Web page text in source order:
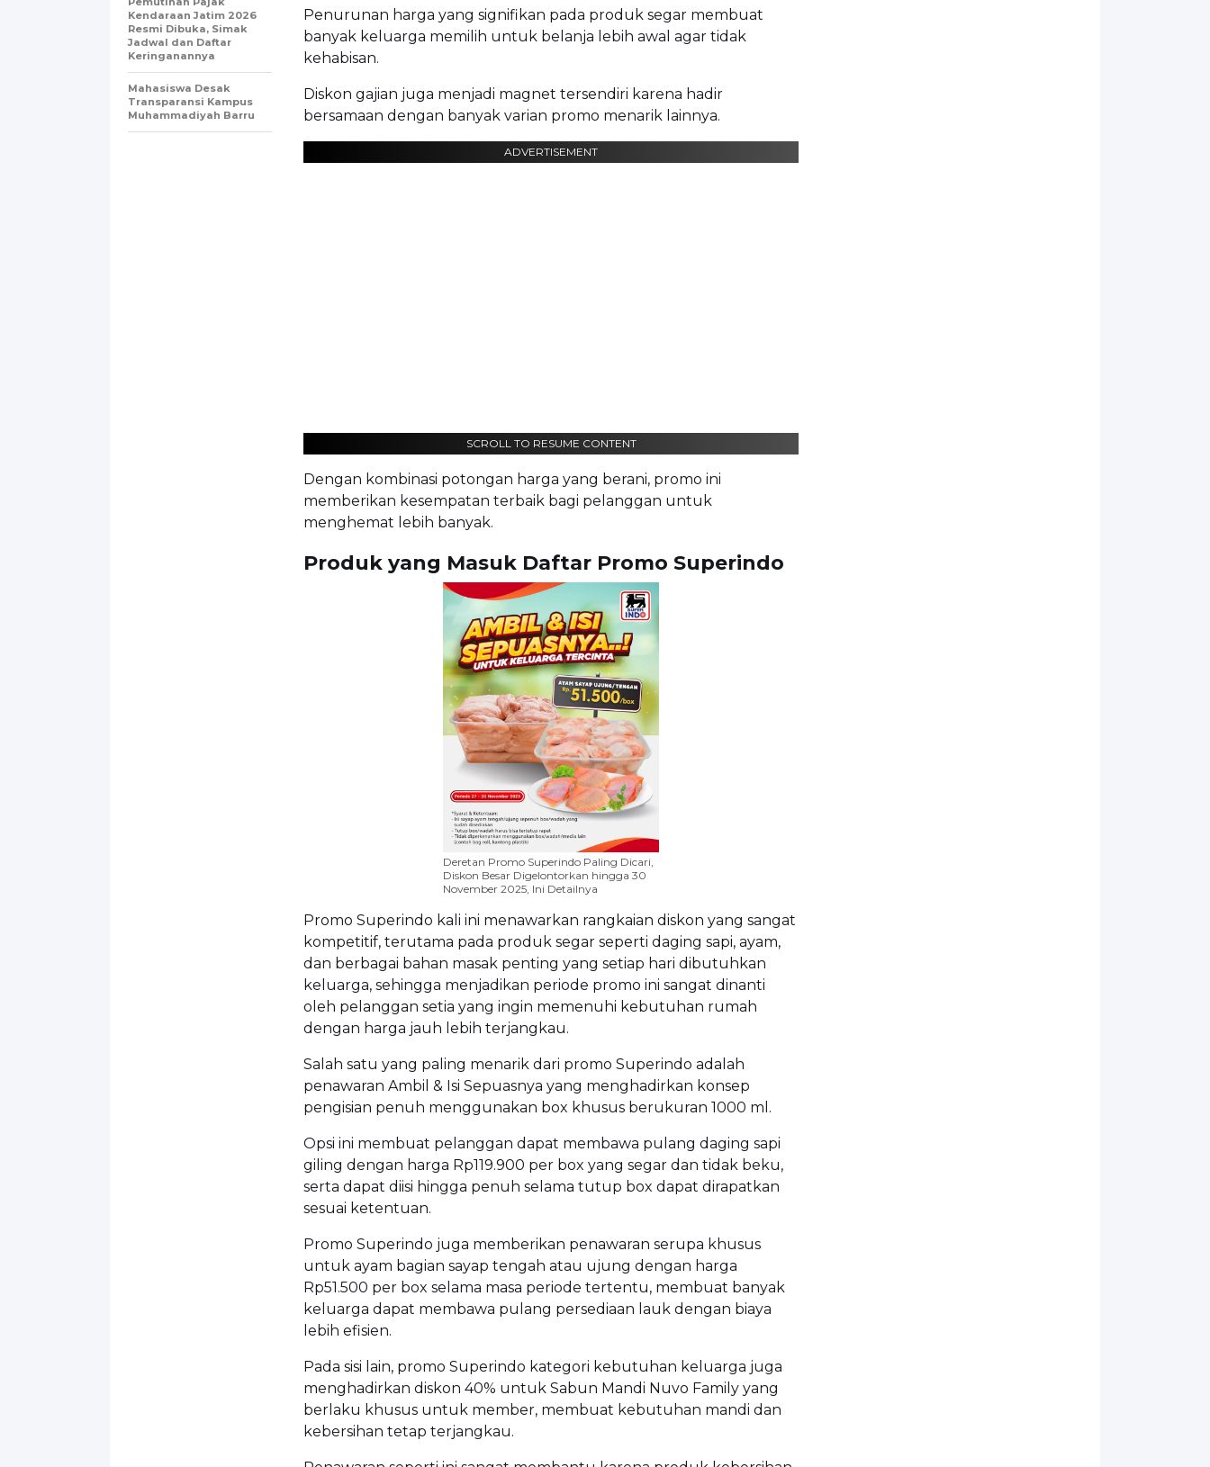
Penurunan harga yang signifikan pada produk segar membuat
banyak keluarga memilih untuk belanja lebih awal agar tidak
kehabisan.
Diskon gajian juga menjadi magnet tersendiri karena hadir
bersamaan dengan banyak varian promo menarik lainnya.
ADVERTISEMENT
SCROLL TO RESUME CONTENT
Dengan kombinasi potongan harga yang berani, promo ini
memberikan kesempatan terbaik bagi pelanggan untuk
menghemat lebih banyak.
Produk yang Masuk Daftar Promo Superindo
Deretan Promo Superindo Paling Dicari,
Diskon Besar Digelontorkan hingga 30
November 2025, Ini Detailnya
Promo Superindo kali ini menawarkan rangkaian diskon yang sangat
kompetitif, terutama pada produk segar seperti daging sapi, ayam,
dan berbagai bahan masak penting yang setiap hari dibutuhkan
keluarga, sehingga menjadikan periode promo ini sangat dinanti
oleh pelanggan setia yang ingin memenuhi kebutuhan rumah
dengan harga jauh lebih terjangkau.
Salah satu yang paling menarik dari promo Superindo adalah
penawaran Ambil & Isi Sepuasnya yang menghadirkan konsep
pengisian penuh menggunakan box khusus berukuran 1000 ml.
Opsi ini membuat pelanggan dapat membawa pulang daging sapi
giling dengan harga Rp119.900 per box yang segar dan tidak beku,
serta dapat diisi hingga penuh selama tutup box dapat dirapatkan
sesuai ketentuan.
Promo Superindo juga memberikan penawaran serupa khusus
untuk ayam bagian sayap tengah atau ujung dengan harga
Rp51.500 per box selama masa periode tertentu, membuat banyak
keluarga dapat membawa pulang persediaan lauk dengan biaya
lebih efisien.
Pada sisi lain, promo Superindo kategori kebutuhan keluarga juga
menghadirkan diskon 40% untuk Sabun Mandi Nuvo Family yang
berlaku khusus untuk member, membuat kebutuhan mandi dan
kebersihan tetap terjangkau.
Kendaraan Jatim 2026
Resmi Dibuka, Simak
Jadwal dan Daftar
Keringanannya
Mahasiswa Desak
Transparansi Kampus
Muhammadiyah Barru